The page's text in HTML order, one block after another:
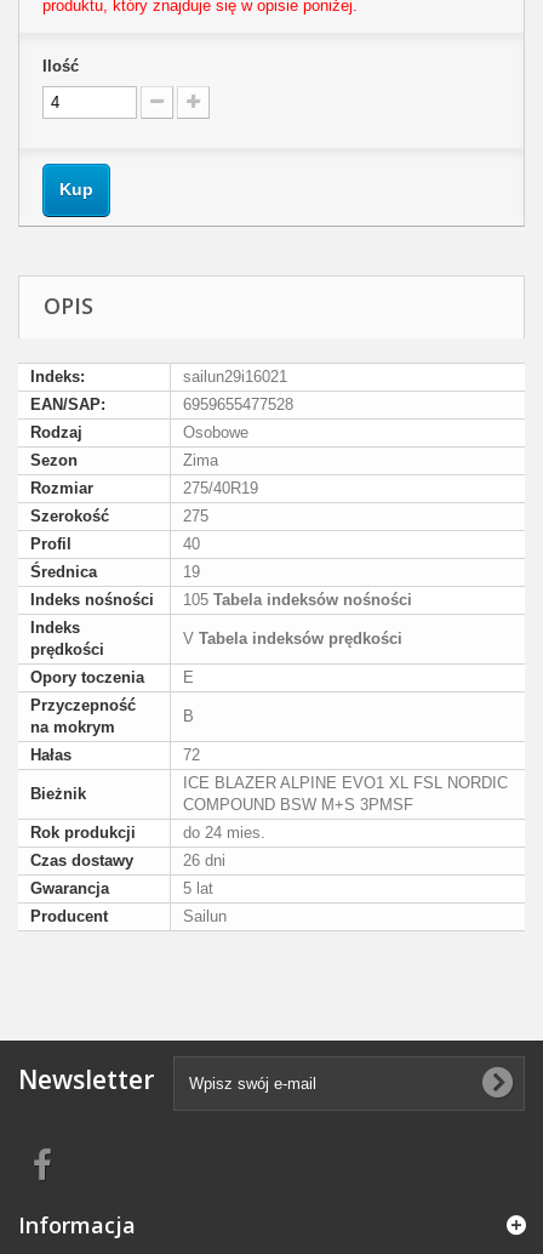
produktu, który znajduje się w opisie poniżej.
Ilość
Kup
OPIS
Indeks:
sailun29i16021
EAN/SAP:
6959655477528
Rodzaj
Osobowe
Sezon
Zima
Rozmiar
275/40R19
Szerokość
275
Profil
40
Średnica
19
Indeks nośności
105 Tabela indeksów nośności
Indeks
prędkości
V Tabela indeksów prędkości
Opory toczenia
E
Przyczepność
na mokrym
B
Hałas 72
Bieżnik
ICE BLAZER ALPINE EVO1 XL FSL NORDIC
COMPOUND BSW M+S 3PMSF
Rok produkcji
do 24 mies.
Czas dostawy
26 dni
Gwarancja
5 lat
Producent
Sailun
Newsletter
Informacja